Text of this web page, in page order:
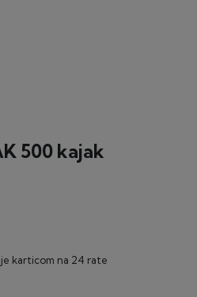
500 kajak
karticom na 24 rate